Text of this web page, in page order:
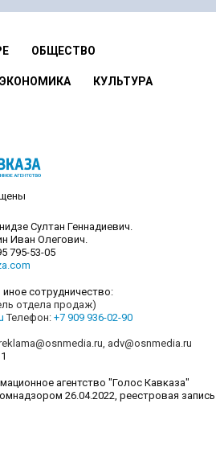
ОБЩЕСТВО
ЭКОНОМИКА КУЛЬТУРА
Султан Геннадиевич.
Иван Олегович.
795-53-05
сотрудничество:
отдела продаж)
Телефон: +7 909 936-02-90
, adv@osnmedia.ru
агентство "Голос Кавказа"
26.04.2022, реестровая запись